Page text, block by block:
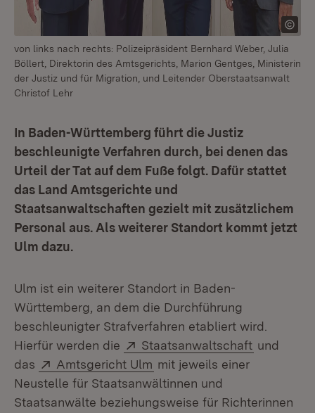
von links nach rechts: Polizeipräsident Bernhard Weber, Julia
Böllert, Direktorin des Amtsgerichts, Marion Gentges, Ministerin
der Justiz und für Migration, und Leitender Oberstaatsanwalt
Christof Lehr
In Baden-Württemberg führt die Justiz
beschleunigte Verfahren durch, bei denen das
Urteil der Tat auf dem Fuße folgt. Dafür stattet
das Land Amtsgerichte und
Staatsanwaltschaften gezielt mit zusätzlichem
Personal aus. Als weiterer Standort kommt jetzt
Ulm dazu.
Ulm ist ein weiterer Standort in Baden-
Württemberg, an dem die Durchführung
beschleunigter Strafverfahren etabliert wird.
Hierfür werden die
Extern:
Staatsanwaltschaft (Öffnet in
und
das
Extern:
Amtsgericht Ulm (Öffnet in neuem Fenster)
mit jeweils einer
Neustelle für Staatsanwältinnen und
Staatsanwälte beziehungsweise für Richterinnen